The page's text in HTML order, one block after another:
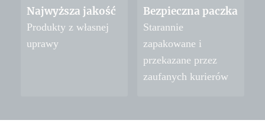
Najwyższa jakość
Produkty z własnej
uprawy
Bezpieczna paczka
Starannie
zapakowane i
przekazane przez
zaufanych kurierów